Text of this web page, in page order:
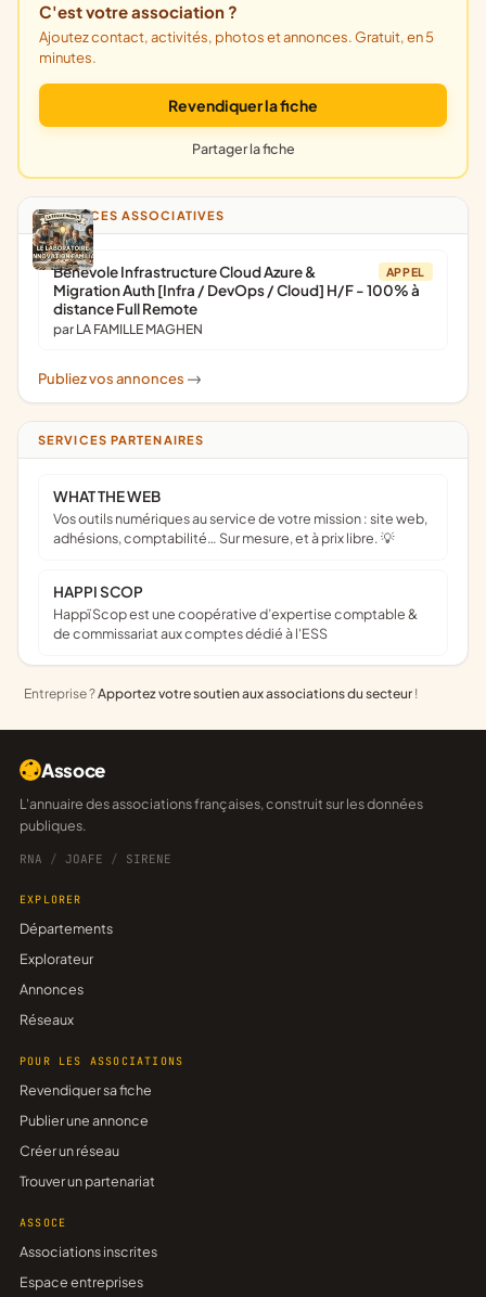
C'est votre association ?
Ajoutez contact, activités, photos et annonces. Gratuit, en 5
minutes.
Revendiquer la fiche
Partager la fiche
ANNONCES ASSOCIATIVES
APPEL
Bénévole Infrastructure Cloud Azure &
Migration Auth [Infra / DevOps / Cloud] H/F - 100% à
distance Full Remote
par LA FAMILLE MAGHEN
Publiez vos annonces ->
SERVICES PARTENAIRES
WHAT THE WEB
Vos outils numériques au service de votre mission : site web,
adhésions, comptabilité… Sur mesure, et à prix libre. 💡
HAPPI SCOP
Happï Scop est une coopérative d’expertise comptable &
de commissariat aux comptes dédié à l'ESS
Entreprise ?Apportez votre soutien aux associations du secteur !
Assoce
L'annuaire des associations françaises, construit sur les données
publiques.
RNA / JOAFE / SIRENE
EXPLORER
Départements
Explorateur
Annonces
Réseaux
POUR LES ASSOCIATIONS
Revendiquer sa fiche
Publier une annonce
Créer un réseau
Trouver un partenariat
ASSOCE
Associations inscrites
Espace entreprises